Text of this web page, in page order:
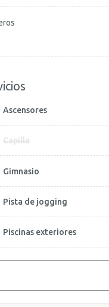
Ascensores
Capilla
Gimnasio
Pista de jogging
Piscinas exteriores